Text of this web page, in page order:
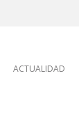
ACTUALIDAD